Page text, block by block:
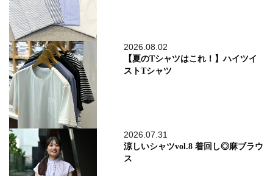
2026.08.02
【夏のTシャツはこれ！】ハイツイ
ストTシャツ
2026.07.31
涼しいシャツvol.8 着回し◎麻ブラウ
ス